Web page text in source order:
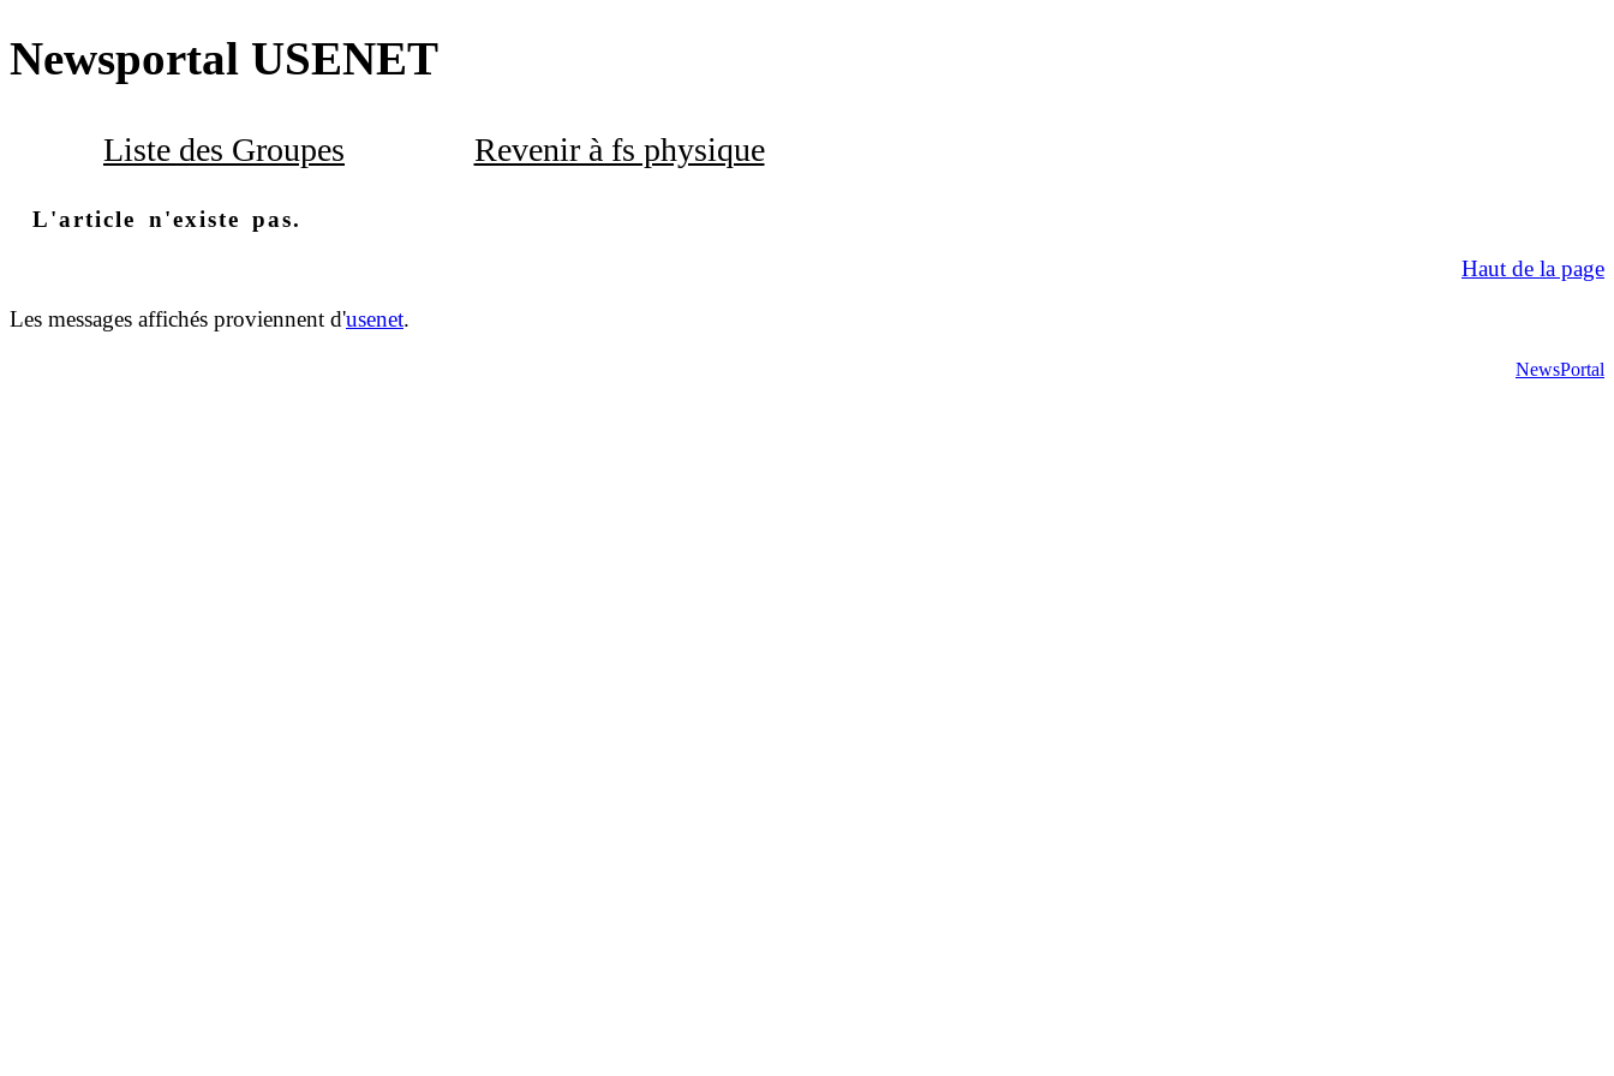
Newsportal USENET
Liste des Groupes Revenir à fs physique
L'article n'existe pas.
Haut de la page
Les messages affichés proviennent d'usenet.
NewsPortal